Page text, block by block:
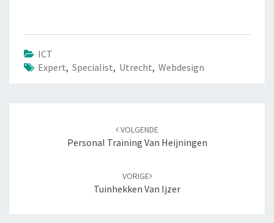
ICT
Expert, Specialist, Utrecht, Webdesign
VOLGENDE
Personal Training Van Heijningen
VORIGE
Tuinhekken Van Ijzer